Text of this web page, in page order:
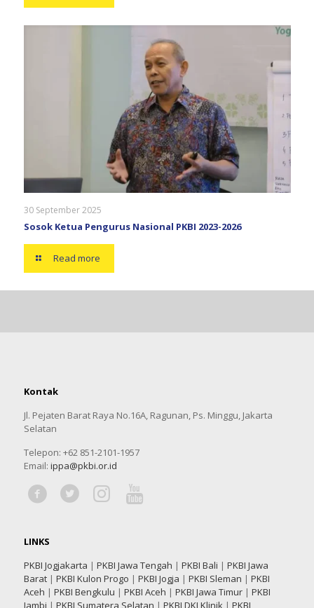
30 September 2025
Sosok Ketua Pengurus Nasional PKBI 2023-2026
Read more
Kontak
Jl. Pejaten Barat Raya No.16A, Ragunan, Ps. Minggu, Jakarta
Selatan
Telepon: +62 851-2101-1957
Email: ippa@pkbi.or.id
LINKS
PKBI Jogjakarta | PKBI Jawa Tengah | PKBI Bali | PKBI Jawa
Barat| PKBI Kulon Progo | PKBI Jogja | PKBI Sleman | PKBI
Aceh | PKBI Bengkulu | PKBI Aceh | PKBI Jawa Timur| PKBI
Jambi | PKBI Sumatera Selatan | PKBI DKI Klinik | PKBI